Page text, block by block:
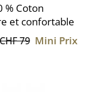
% Coton
et confortable
79 Mini Prix